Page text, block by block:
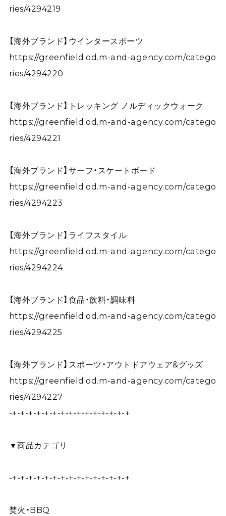
ries/4294219
【海外ブランド】ウインタースポーツ
https://greenfield.od.m-and-agency.com/catego
ries/4294220
【海外ブランド】トレッキング ノルディックウォーク
https://greenfield.od.m-and-agency.com/catego
ries/4294221
【海外ブランド】サーフ・スケートボード
https://greenfield.od.m-and-agency.com/catego
ries/4294223
【海外ブランド】ライフスタイル
https://greenfield.od.m-and-agency.com/catego
ries/4294224
【海外ブランド】食品・飲料・調味料
https://greenfield.od.m-and-agency.com/catego
ries/4294225
【海外ブランド】スポーツ・アウトドアウェア&グッズ
https://greenfield.od.m-and-agency.com/catego
ries/4294227
-+-+-+-+-+-+-+-+-+-+-+-+-+-+-+
▼商品カテゴリ
-+-+-+-+-+-+-+-+-+-+-+-+-+-+-+
焚火・BBQ